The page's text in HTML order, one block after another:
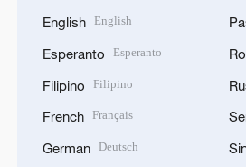
English English
Esperanto Esperanto
Filipino Filipino
French Français
German Deutsch